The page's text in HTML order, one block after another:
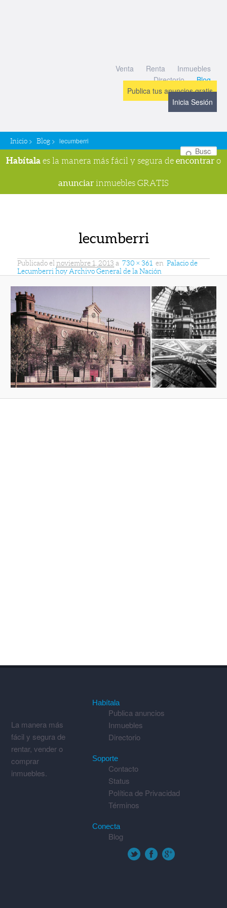
Venta Renta
Inmuebles
Directorio
Blog
Publica tus anuncios gratis
Inicia Sesión
Inicio > Blog > lecumberri
Habítala es la manera más fácil y segura de encontrar o
anunciar inmuebles GRATIS
lecumberri
Publicado el noviembre 1, 2013 a 730 × 361 en Palacio de
Lecumberri hoy Archivo General de la Nación
La manera más
fácil y segura de
rentar, vender o
comprar
inmuebles.
Habítala
Publica anuncios
Inmuebles
Directorio
Soporte
Contacto
Status
Política de Privacidad
Términos
Conecta
Blog